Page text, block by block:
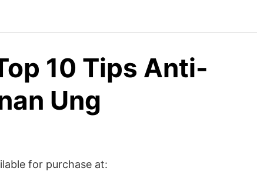
10 Tips Anti-
Ung
for purchase at: